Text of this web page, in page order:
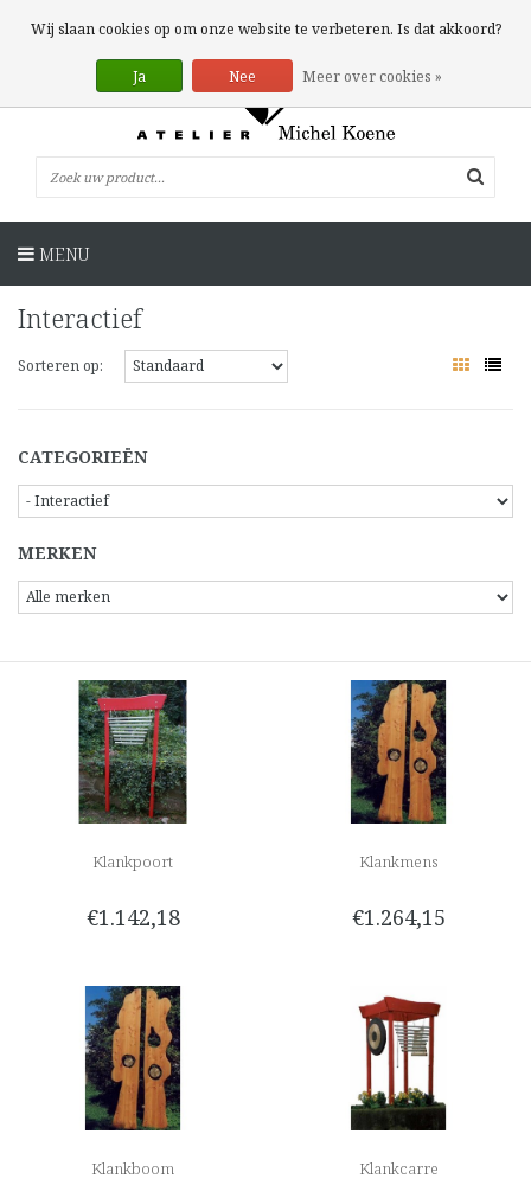
0 Artikelen
MENU
Interactief
Sorteren op:
CATEGORIEËN
MERKEN
Klankpoort
€1.142,18
Klankmens
€1.264,15
Klankboom Klankcarre
Wij slaan cookies op om onze website te verbeteren. Is dat akkoord?
Ja Nee Meer over cookies »